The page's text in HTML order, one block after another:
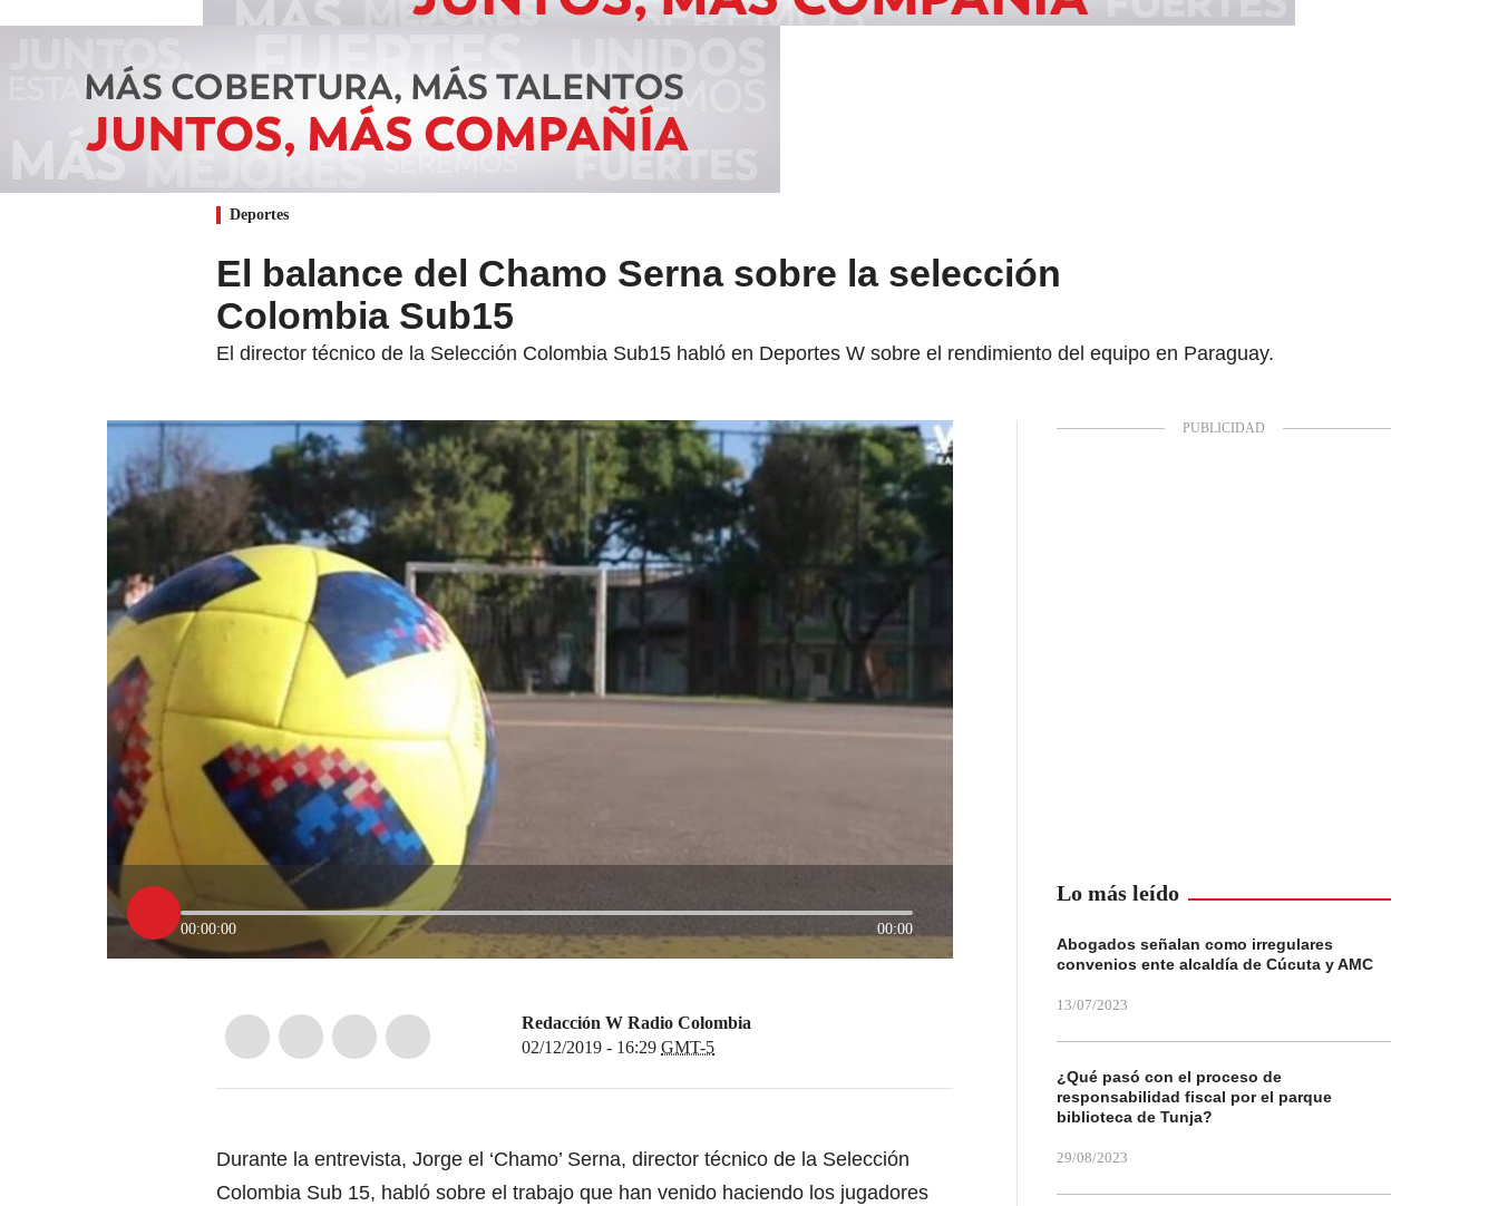
Deportes
El balance del Chamo Serna sobre la selección
Colombia Sub15
El director técnico de la Selección Colombia Sub15 habló en Deportes W sobre el rendimiento del equipo en Paraguay.
00:00:00 00:00
Redacción W Radio Colombia
02/12/2019 - 16:29 GMT-5
Durante la entrevista, Jorge el ‘Chamo’ Serna, director técnico de la Selección
Colombia Sub 15, habló sobre el trabajo que han venido haciendo los jugadores
Lo más leído
Abogados señalan como irregulares
convenios ente alcaldía de Cúcuta y AMC
13/07/2023
¿Qué pasó con el proceso de
responsabilidad fiscal por el parque
biblioteca de Tunja?
29/08/2023